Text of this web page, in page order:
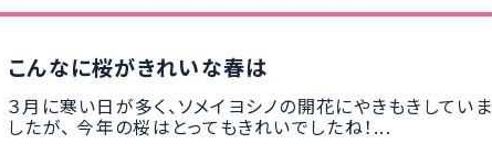
こんなに桜がきれいな春は
３月に寒い日が多く、ソメイヨシノの開花にやきもきしていま
したが、 今年の桜はとってもきれいでしたね！...